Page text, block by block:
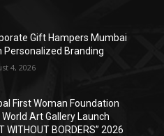
Gift Hampers Mumbai
Personalized Branding
4, 2026
First Woman Foundation
Art Gallery Launch
WITHOUT BORDERS” 2026